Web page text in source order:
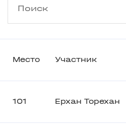
Место Участник
101 Ерхан Торехан